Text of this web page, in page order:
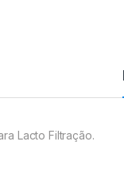
Lacto Filtração.